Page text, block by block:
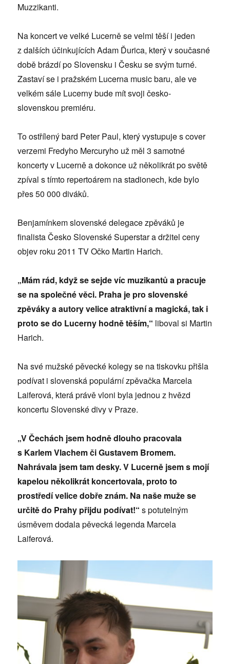
Muzzikanti.
Na koncert ve velké Lucerně se velmi těší i jeden
z dalších účinkujících Adam Ďurica, který v současné
době brázdí po Slovensku i Česku se svým turné.
Zastaví se i pražském Lucerna music baru, ale ve
velkém sále Lucerny bude mít svoji česko-
slovenskou premiéru.
To ostřílený bard Peter Paul, který vystupuje s cover
verzemi Fredyho Mercuryho už měl 3 samotné
koncerty v Lucerně a dokonce už několikrát po světě
zpíval s tímto repertoárem na stadionech, kde bylo
přes 50 000 diváků.
Benjamínkem slovenské delegace zpěváků je
finalista Česko Slovenské Superstar a držitel ceny
objev roku 2011 TV Očko Martin Harich.
„Mám rád, když se sejde víc muzikantů a pracuje
se na společné věci. Praha je pro slovenské
zpěváky a autory velice atraktivní a magická, tak i
proto se do Lucerny hodně těším,“ liboval si Martin
Harich.
Na své mužské pěvecké kolegy se na tiskovku přišla
podívat i slovenská populární zpěvačka Marcela
Laiferová, která právě vloni byla jednou z hvězd
koncertu Slovenské divy v Praze.
„V Čechách jsem hodně dlouho pracovala
s Karlem Vlachem či Gustavem Bromem.
Nahrávala jsem tam desky. V Lucerně jsem s mojí
kapelou několikrát koncertovala, proto to
prostředí velice dobře znám. Na naše muže se
určitě do Prahy přijdu podívat!“ s potutelným
úsměvem dodala pěvecká legenda Marcela
Laiferová.